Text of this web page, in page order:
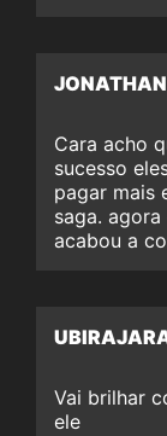
JONATHAN
Cara acho
sucesso
pagar mais
saga.
acabou a
Vai brilhar
ele